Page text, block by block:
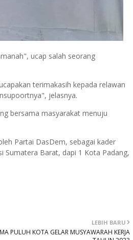
ucap salah seorang
terimakasih kepada relawan
jelasnya.
bersama masyarakat menuju
Partai DasDem, sebagai kader
Sumatera Barat, dapi 1 Kota Padang,
LEBIH BARU
PULUH KOTA GELAR MUSYAWARAH KERJA